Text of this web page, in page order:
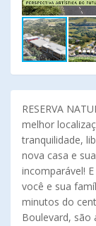
RESERVA
melhor
tranquilidade,
nova casa e
incomparável!
você e sua
minutos do
Boulevard, são